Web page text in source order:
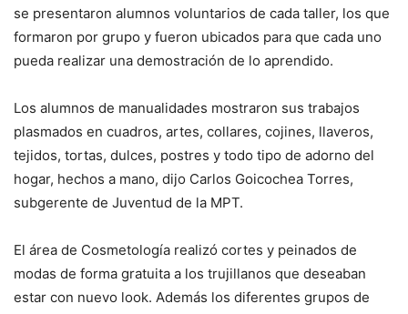
se presentaron alumnos voluntarios de cada taller, los que
formaron por grupo y fueron ubicados para que cada uno
pueda realizar una demostración de lo aprendido.
Los alumnos de manualidades mostraron sus trabajos
plasmados en cuadros, artes, collares, cojines, llaveros,
tejidos, tortas, dulces, postres y todo tipo de adorno del
hogar, hechos a mano, dijo Carlos Goicochea Torres,
subgerente de Juventud de la MPT.
El área de Cosmetología realizó cortes y peinados de
modas de forma gratuita a los trujillanos que deseaban
estar con nuevo look. Además los diferentes grupos de